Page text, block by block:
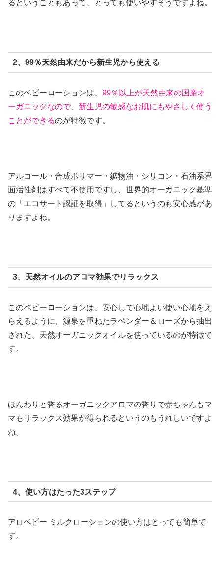
るということもあって、とっても使いやすそうですよね。
2、99％天然由来だから新生児から使える
このベビーローションは、 99％以上が天然由来の国産オ
ーガニックなので、新生児の敏感なお肌にもやさしく使う
ことができるのが特徴です。
アルコール・合成ポリマー・鉱物油・シリコン・石油系界
面活性剤はすべて不使用ですし、世界的オーガニック基準
の「エコサート認証を取得」してるというのも安心感があ
りますよね。
3、天然オイルのアロマ効果でリラックス
このベビーローションは、安心して心地よい使い心地をえ
らえるように、源泉を重ねたラベンダー＆ローズから抽出
された、天然オーガニックオイルを使っているのが特徴で
す。
ほんわりと香るオーガニックアロマの香りで赤ちゃんもマ
マもリラックス効果が得られるというのもうれしいですよ
ね。
4、使い方はたった3ステップ
アロベビー ミルクローションの使い方はとっても簡単で
す。